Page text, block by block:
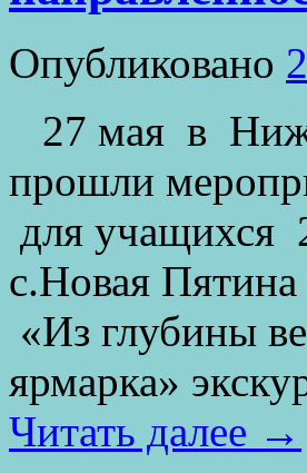
Опубликовано
27 мая в
прошли
для
с.Новая
«Из глубины
ярмарка»
Читать далее →